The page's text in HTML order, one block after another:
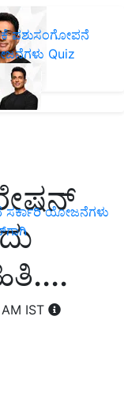
ಪಶುಸಂಗೋಪನೆ
Quiz
ಸರ್ಕಾರಿ ಯೋಜನೆಗಳು
IST